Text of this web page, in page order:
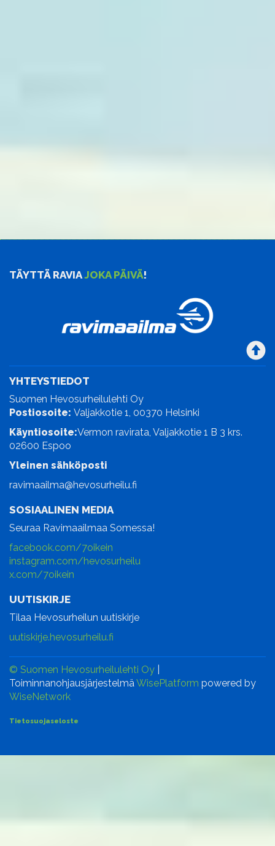
TÄYTTÄ RAVIAJOKA PÄIVÄ!
YHTEYSTIEDOT
Suomen Hevosurheilulehti Oy
Postiosoite: Valjakkotie 1, 00370 Helsinki
Käyntiosoite:Vermon ravirata, Valjakkotie 1 B 3 krs.
02600 Espoo
Yleinen sähköposti
ravimaailma@hevosurheilu.fi
SOSIAALINEN MEDIA
Seuraa Ravimaailmaa Somessa!
facebook.com/7oikein
instagram.com/hevosurheilu
x.com/7oikein
UUTISKIRJE
Tilaa Hevosurheilun uutiskirje
uutiskirje.hevosurheilu.fi
© Suomen Hevosurheilulehti Oy
ToiminnanohjausjärjestelmäWisePlatform powered by
WiseNetwork
Tietosuojaseloste